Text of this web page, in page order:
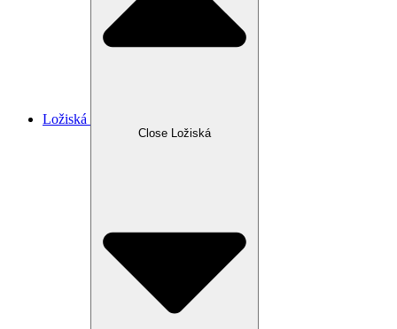
Ložiská
Close Ložiská